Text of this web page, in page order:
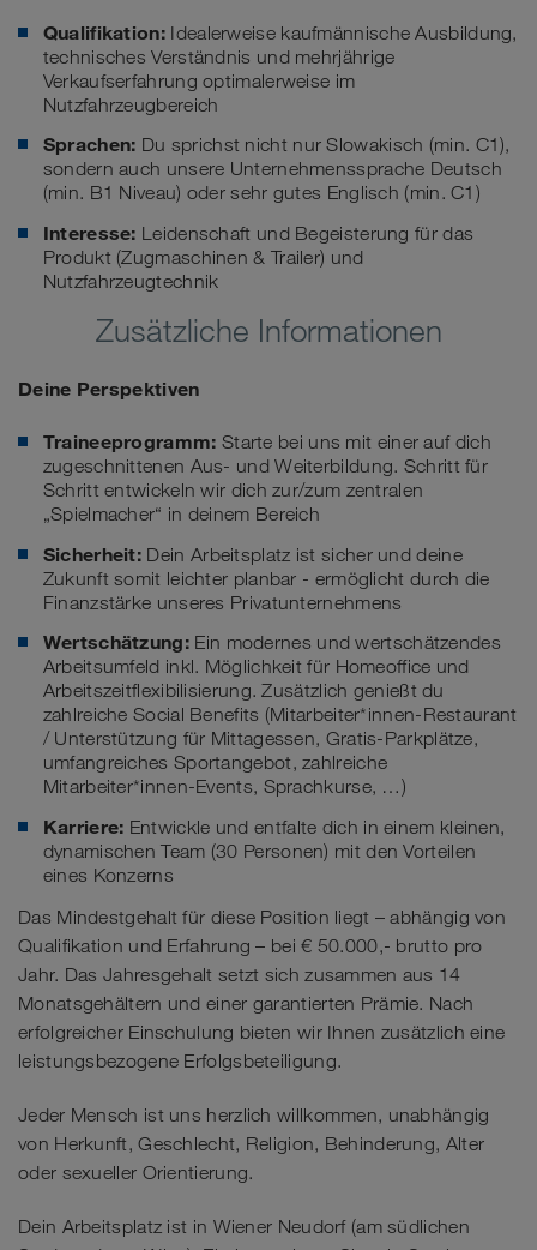
Qualifikation: Idealerweise kaufmännische Ausbildung,
technisches Verständnis und mehrjährige
Verkaufserfahrung optimalerweise im
Nutzfahrzeugbereich
Sprachen: Du sprichst nicht nur Slowakisch (min. C1),
sondern auch unsere Unternehmenssprache Deutsch
(min. B1 Niveau) oder sehr gutes Englisch (min. C1)
Interesse: Leidenschaft und Begeisterung für das
Produkt (Zugmaschinen & Trailer) und
Nutzfahrzeugtechnik
Zusätzliche Informationen
Deine Perspektiven
Traineeprogramm: Starte bei uns mit einer auf dich
zugeschnittenen Aus- und Weiterbildung. Schritt für
Schritt entwickeln wir dich zur/zum zentralen
„Spielmacher“ in deinem Bereich
Sicherheit: Dein Arbeitsplatz ist sicher und deine
Zukunft somit leichter planbar - ermöglicht durch die
Finanzstärke unseres Privatunternehmens
Wertschätzung: Ein modernes und wertschätzendes
Arbeitsumfeld inkl. Möglichkeit für Homeoffice und
Arbeitszeitflexibilisierung. Zusätzlich genießt du
zahlreiche Social Benefits (Mitarbeiter*innen-Restaurant
/ Unterstützung für Mittagessen, Gratis-Parkplätze,
umfangreiches Sportangebot, zahlreiche
Mitarbeiter*innen-Events, Sprachkurse, …)
Karriere: Entwickle und entfalte dich in einem kleinen,
dynamischen Team (30 Personen) mit den Vorteilen
eines Konzerns
Das Mindestgehalt für diese Position liegt – abhängig von
Qualifikation und Erfahrung – bei € 50.000,- brutto pro
Jahr. Das Jahresgehalt setzt sich zusammen aus 14
Monatsgehältern und einer garantierten Prämie. Nach
erfolgreicher Einschulung bieten wir Ihnen zusätzlich eine
leistungsbezogene Erfolgsbeteiligung.
Jeder Mensch ist uns herzlich willkommen, unabhängig
von Herkunft, Geschlecht, Religion, Behinderung, Alter
oder sexueller Orientierung.
Dein Arbeitsplatz ist in Wiener Neudorf (am südlichen